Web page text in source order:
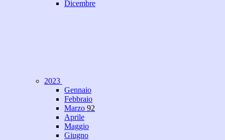
Dicembre
2023
Gennaio
Febbraio
Marzo 92
Aprile
Maggio
Giugno